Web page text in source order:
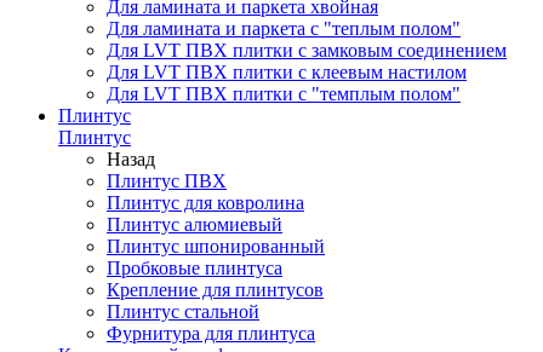
Для ламината и паркета хвойная
Для ламината и паркета с "теплым полом"
Для LVT ПВХ плитки с замковым соединением
Для LVT ПВХ плитки с клеевым настилом
Для LVT ПВХ плитки с "темплым полом"
Плинтус
Плинтус
Назад
Плинтус ПВХ
Плинтус для ковролина
Плинтус алюмиевый
Плинтус шпонированный
Пробковые плинтуса
Крепление для плинтусов
Плинтус стальной
Фурнитура для плинтуса